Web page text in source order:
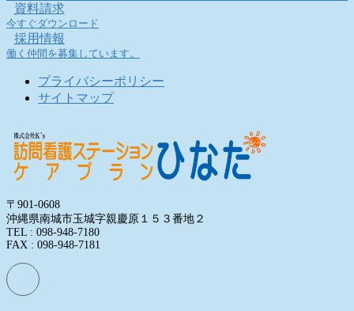
資料請求
今すぐダウンロード
採用情報
働く仲間を募集しています。
プライバシーポリシー
サイトマップ
〒901-0608
沖縄県南城市玉城字親慶原１５３番地２
TEL : 098-948-7180
FAX : 098-948-7181